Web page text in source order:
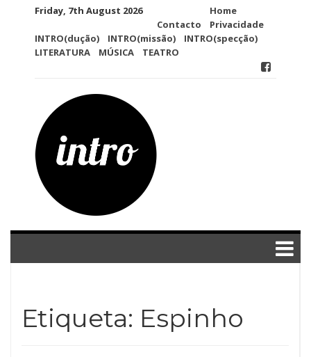
Friday, 7th August 2026
Contacto
Home
Privacidade
INTRO(dução)
INTRO(missão)
INTRO(specção)
LITERATURA
MÚSICA TEATRO
Etiqueta: Espinho